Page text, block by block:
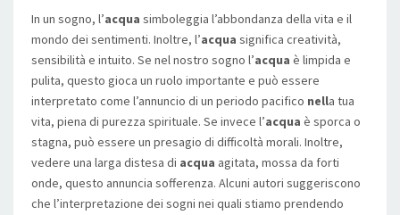
In un sogno, l’acqua simboleggia l’abbondanza della vita e il
mondo dei sentimenti. Inoltre, l’acqua significa creatività,
sensibilità e intuito. Se nel nostro sogno l’acqua è limpida e
pulita, questo gioca un ruolo importante e può essere
interpretato come l’annuncio di un periodo pacifico nella tua
vita, piena di purezza spirituale. Se invece l’acqua è sporca o
stagna, può essere un presagio di difficoltà morali. Inoltre,
vedere una larga distesa di acqua agitata, mossa da forti
onde, questo annuncia sofferenza. Alcuni autori suggeriscono
che l’interpretazione dei sogni nei quali stiamo prendendo